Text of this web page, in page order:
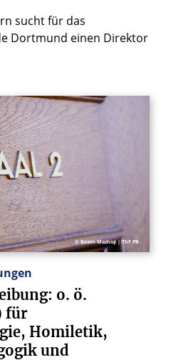
sucht für das
Dortmund einen Direktor
© Besim Mazhiqi | ThF PB
o. ö.
für
Homiletik,
und